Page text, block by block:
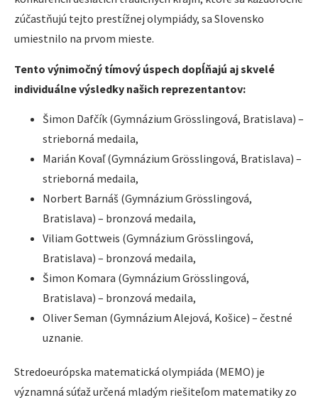
zúčastňujú tejto prestížnej olympiády, sa Slovensko
umiestnilo na prvom mieste.
Tento výnimočný tímový úspech dopĺňajú aj skvelé
individuálne výsledky našich reprezentantov:
Šimon Dafčík (Gymnázium Grösslingová, Bratislava) –
strieborná medaila,
Marián Kovaľ (Gymnázium Grösslingová, Bratislava) –
strieborná medaila,
Norbert Barnáš (Gymnázium Grösslingová,
Bratislava) – bronzová medaila,
Viliam Gottweis (Gymnázium Grösslingová,
Bratislava) – bronzová medaila,
Šimon Komara (Gymnázium Grösslingová,
Bratislava) – bronzová medaila,
Oliver Seman (Gymnázium Alejová, Košice) – čestné
uznanie.
Stredoeurópska matematická olympiáda (MEMO) je
významná súťaž určená mladým riešiteľom matematiky zo